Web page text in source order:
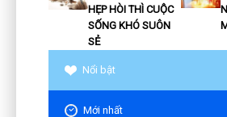
HẸP HÒI THÌ CUỘC
SỐNG KHÓ SUÔN
SẺ
Nổi bật
Mới nhất